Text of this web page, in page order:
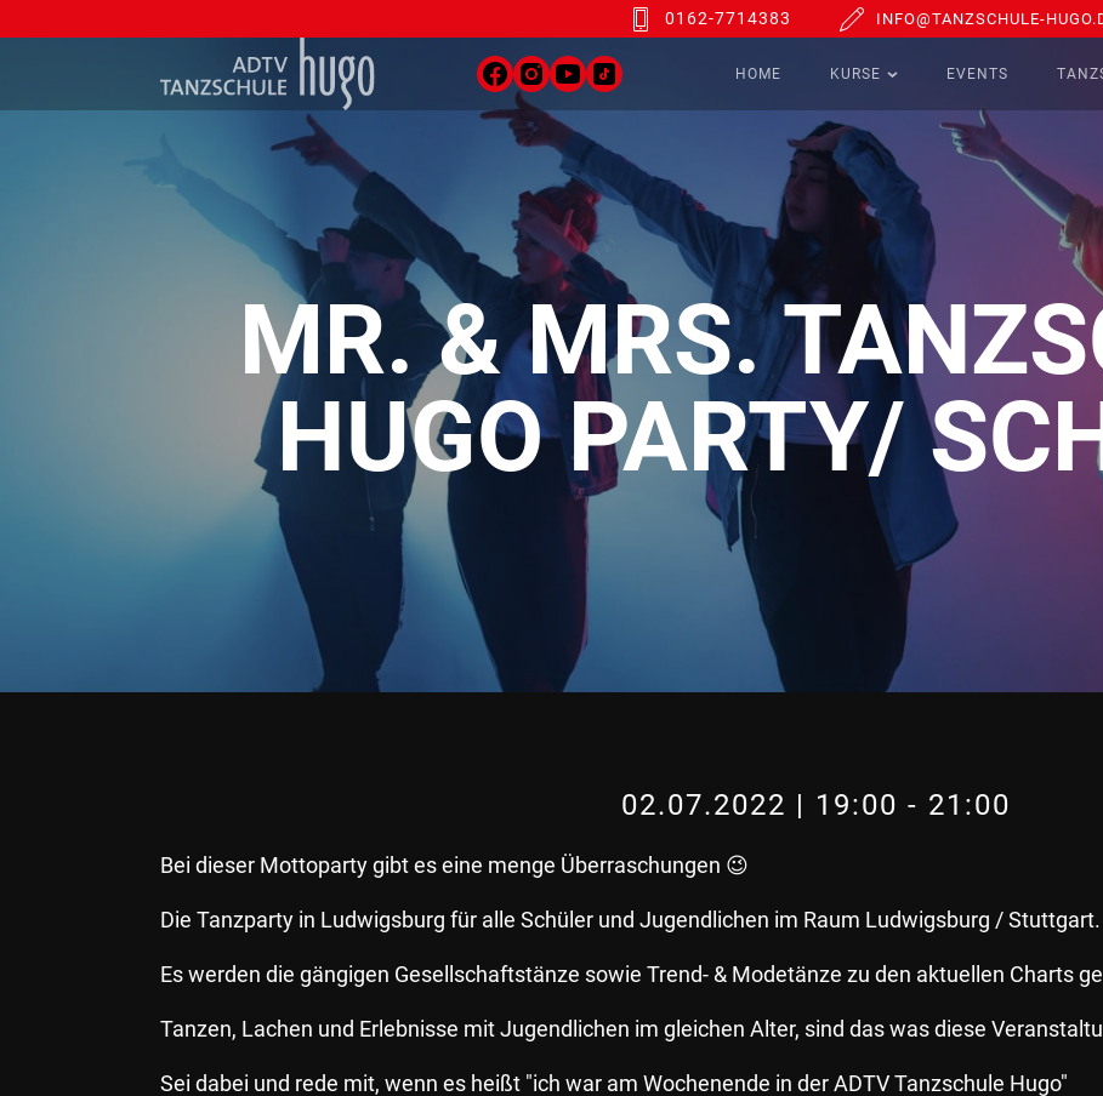
0162-7714383 INFO@TANZSCHULE-
HOME KURSE EVENTS
MR. & MRS.
HUGO PARTY/
02.07.2022 | 19:00 - 21:00
Bei dieser Mottoparty gibt es eine menge Überraschungen 😉
Die Tanzparty in Ludwigsburg für alle Schüler und Jugendlichen im Raum Ludwigsburg / Stuttgart.
Es werden die gängigen Gesellschaftstänze sowie Trend- & Modetänze zu den aktuellen Charts
Tanzen, Lachen und Erlebnisse mit Jugendlichen im gleichen Alter, sind das was diese
Sei dabei und rede mit, wenn es heißt "ich war am Wochenende in der ADTV Tanzschule Hugo"